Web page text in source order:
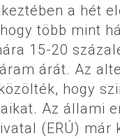
a hét
több mint
15-20
árát. Az
hogy
Az állami
(ERÚ) már